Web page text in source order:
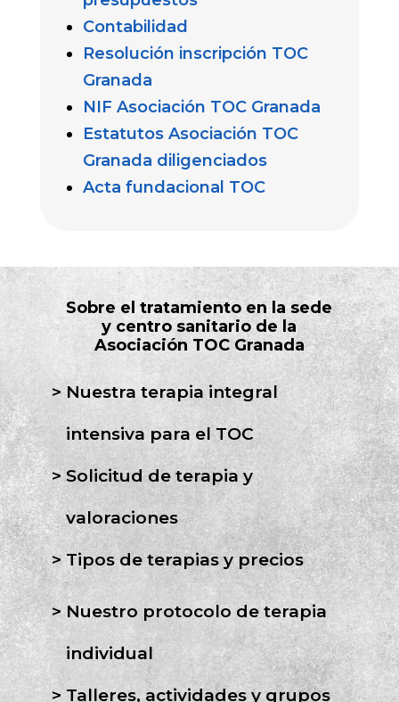
Contabilidad
Resolución inscripción TOC
Granada
NIF Asociación TOC Granada
Estatutos Asociación TOC
Granada diligenciados
Acta fundacional TOC
Sobre el tratamiento en la sede
y centro sanitario de la
Asociación TOC Granada
Nuestra terapia integral
intensiva para el TOC
Solicitud de terapia y
valoraciones
Tipos de terapias y precios
Nuestro protocolo de terapia
individual
Talleres, actividades y grupos